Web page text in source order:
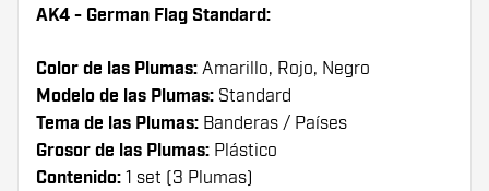
AK4 - German Flag Standard:
Color de las Plumas: Amarillo, Rojo, Negro
Modelo de las Plumas: Standard
Tema de las Plumas: Banderas / Países
Grosor de las Plumas: Plástico
Contenido: 1 set (3 Plumas)